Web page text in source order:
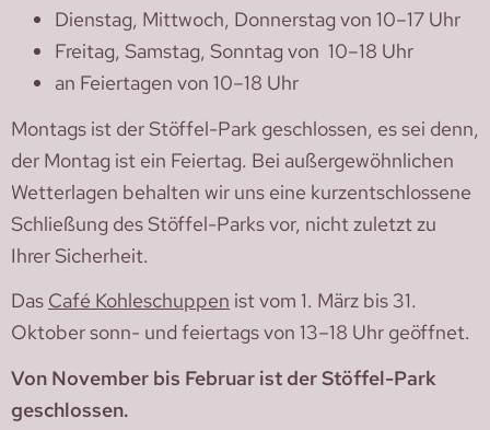
Dienstag, Mittwoch, Donnerstag von 10–17 Uhr
Freitag, Samstag, Sonntag von 10–18 Uhr
an Feiertagen von 10–18 Uhr
Montags ist der Stöffel-Park geschlossen, es sei denn,
der Montag ist ein Feiertag. Bei außergewöhnlichen
Wetterlagen behalten wir uns eine kurzentschlossene
Schließung des Stöffel-Parks vor, nicht zuletzt zu
Ihrer Sicherheit.
Das Café Kohleschuppen ist vom 1. März bis 31.
Oktober sonn- und feiertags von 13–18 Uhr geöffnet.
Von November bis Februar ist der Stöffel-Park
geschlossen.